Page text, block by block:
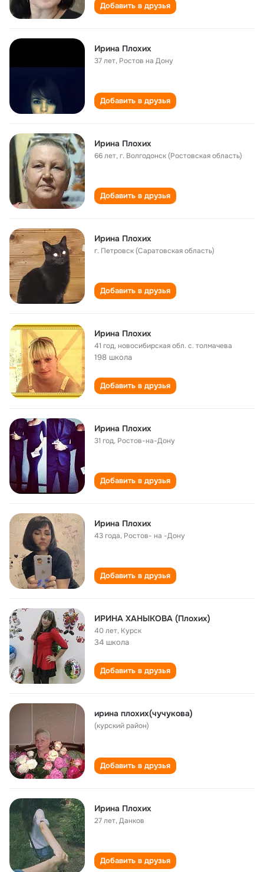
Добавить в друзья
Ирина Плохих
37 лет, Ростов на Дону
Добавить в друзья
Ирина Плохих
66 лет,г. Волгодонск (Ростовская область)
Добавить в друзья
Ирина Плохих
г. Петровск (Саратовская область)
Добавить в друзья
Ирина Плохих
41 год,новосибирская обл. с. толмачева
198 школа
Добавить в друзья
Ирина Плохих
31 год, Ростов-на-Дону
Добавить в друзья
Ирина Плохих
43 года, Ростов- на -Дону
Добавить в друзья
ИРИНА ХАНЫКОВА (Плохих)
40 лет, Курск
34 школа
Добавить в друзья
ирина плохих(чучукова)
(курский район)
Добавить в друзья
Ирина Плохих
27 лет,Данков
Добавить в друзья